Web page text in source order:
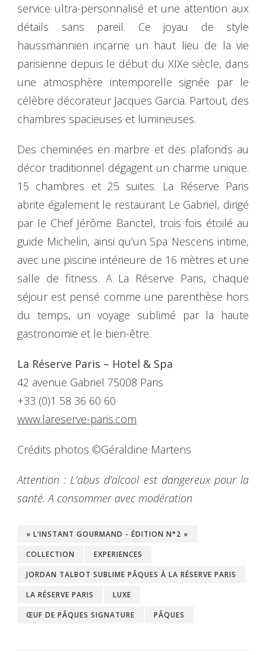
service ultra-personnalisé et une attention aux
détails sans pareil. Ce joyau de style
haussmannien incarne un haut lieu de la vie
parisienne depuis le début du XIXe siècle, dans
une atmosphère intemporelle signée par le
célèbre décorateur Jacques Garcia. Partout, des
chambres spacieuses et lumineuses.
Des cheminées en marbre et des plafonds au
décor traditionnel dégagent un charme unique.
15 chambres et 25 suites. La Réserve Paris
abrite également le restaurant Le Gabriel, dirigé
par le Chef Jérôme Banctel, trois fois étoilé au
guide Michelin, ainsi qu’un Spa Nescens intime,
avec une piscine intérieure de 16 mètres et une
salle de fitness. A La Réserve Paris, chaque
séjour est pensé comme une parenthèse hors
du temps, un voyage sublimé par la haute
gastronomie et le bien-être.
La Réserve Paris – Hotel & Spa
42 avenue Gabriel 75008 Paris
+33 (0)1 58 36 60 60
www.lareserve-paris.com
Crédits photos ©Géraldine Martens
Attention : L’abus d’alcool est dangereux pour la
santé. A consommer avec modération
« L’INSTANT GOURMAND - ÉDITION N°2 »
COLLECTION
EXPERIENCES
JORDAN TALBOT SUBLIME PÂQUES À LA RÉSERVE PARIS
LA RÉSERVE PARIS
LUXE
ŒUF DE PÂQUES SIGNATURE
PÂQUES